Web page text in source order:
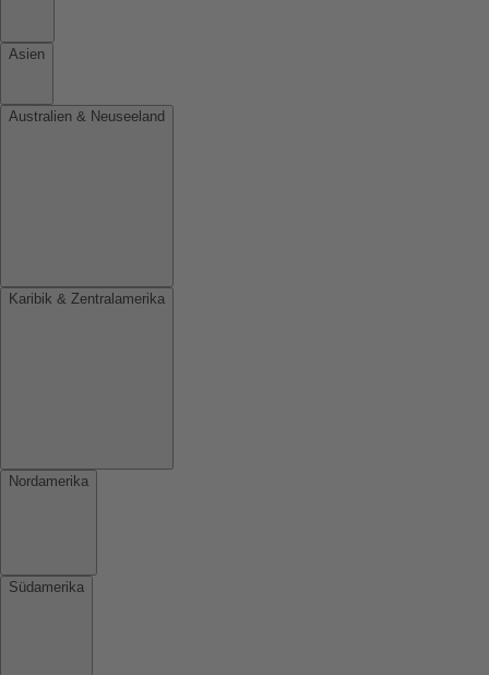
Asien
Australien & Neuseeland
Karibik & Zentralamerika
Nordamerika
Südamerika